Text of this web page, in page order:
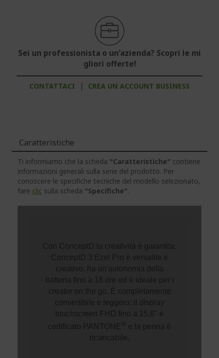
Sei un professionista o un'azienda? Scopri le mi
gliori offerte!
CONTATTACI | CREA UN ACCOUNT BUSINESS
Caratteristiche
Ti informiamo che la scheda "Caratteristiche" contiene
informazioni generali sulla serie del prodotto. Per
conoscere le specifiche tecniche del modello selezionato,
fare clic sulla scheda "Specifiche".